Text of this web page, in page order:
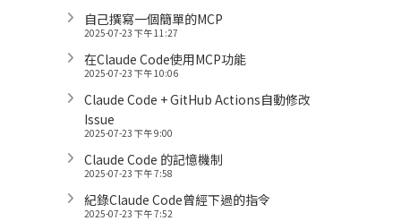
自己撰寫一個簡單的MCP
2025-07-23 下午 11:27
在Claude Code使用MCP功能
2025-07-23 下午 10:06
Claude Code + GitHub Actions自動修改
Issue
2025-07-23 下午 9:00
Claude Code 的記憶機制
2025-07-23 下午 7:58
紀錄Claude Code曾經下過的指令
2025-07-23 下午 7:52